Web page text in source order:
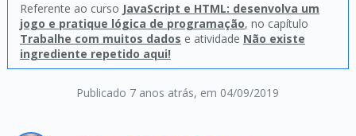
Publicado 7 anos atrás, em 04/09/2019
Referente ao curso JavaScript e HTML: desenvolva um
jogo e pratique lógica de programação, no capítulo
Trabalhe com muitos dados e atividade Não existe
ingrediente repetido aqui!